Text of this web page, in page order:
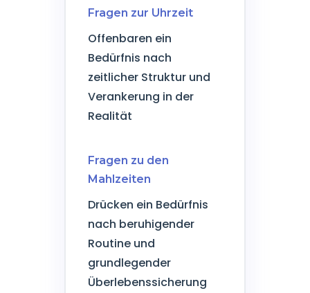
Fragen zur Uhrzeit
Offenbaren ein
Bedürfnis nach
zeitlicher Struktur und
Verankerung in der
Realität
Fragen zu den
Mahlzeiten
Drücken ein Bedürfnis
nach beruhigender
Routine und
grundlegender
Überlebenssicherung